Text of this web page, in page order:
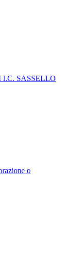
SASSELLO
o